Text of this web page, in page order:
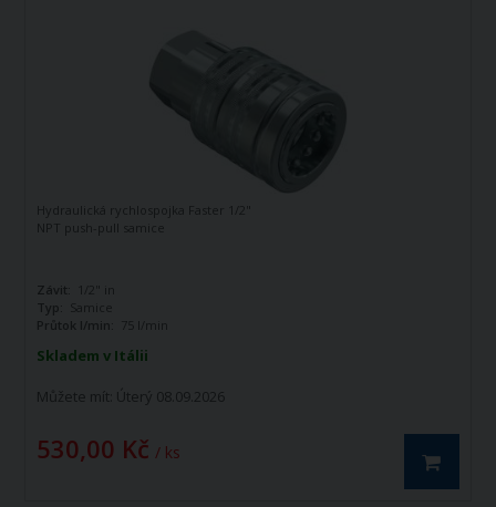
Skladem v Itálii
Můžete mít: Úterý 08.09.2026
530,00 Kč / ks
Hydraulická rychlospojka Faster 1/2"
NPT push-pull samice
Závit:
1/2" in
Typ:
Samice
Průtok l/min:
75 l/min